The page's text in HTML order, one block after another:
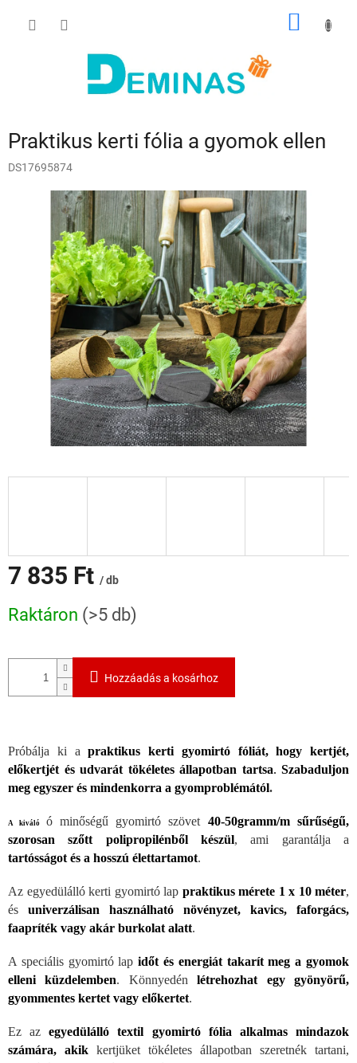
KOSÁR
Praktikus kerti fólia a gyomok ellen
DS17695874
7 835 Ft / db
Raktáron (>5 db)
Hozzáadás a kosárhoz
Próbálja ki apraktikus kerti gyomirtó fóliát, hogy kertjét,
előkertjét és udvarát tökéletes állapotban tartsa. Szabaduljon
meg egyszer és mindenkorra a gyomproblémától.
A kiváló ó minőségű gyomirtó szövet 40-50gramm/m sűrűségű,
szorosan szőtt polipropilénből készül, ami garantálja a
tartósságot és a hosszú élettartamot.
Az egyedülálló kerti gyomirtó lap praktikus mérete 1 x 10 méter,
és univerzálisan használható növényzet, kavics, faforgács,
faapríték vagy akár burkolat alatt.
A speciális gyomirtó lapidőtés energiát takarít meg a gyomok
elleni küzdelemben. Könnyedénlétrehozhat egy gyönyörű,
gyommentes kertet vagy előkertet.
Ez azegyedülálló textil gyomirtó fólia alkalmas mindazok
számára, akik kertjüket tökéletes állapotban szeretnék tartani,